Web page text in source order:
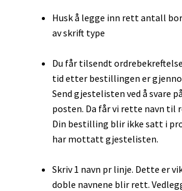
Husk å legge inn rett antall
av skrift type
Du får tilsendt
tid etter bestillingen er
Send gjestelisten ved å svare
posten. Da får vi rette navn til
Din bestilling blir ikke satt i
har mottatt gjestelisten.
Skriv 1 navn pr linje. Dette er
doble navnene blir rett.